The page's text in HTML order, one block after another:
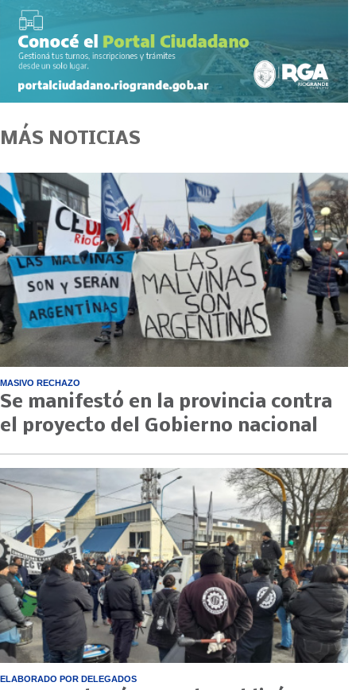
MÁS NOTICIAS
MASIVO RECHAZO
Se manifestó en la provincia contra
el proyecto del Gobierno nacional
ELABORADO POR DELEGADOS